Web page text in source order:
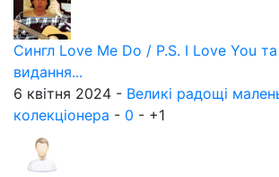
Сингл Love Me Do / P.S. I Love You
видання...
6 квітня 2024 - Великі радощі
колекціонера - 0 - +1